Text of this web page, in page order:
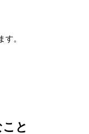
す。
と